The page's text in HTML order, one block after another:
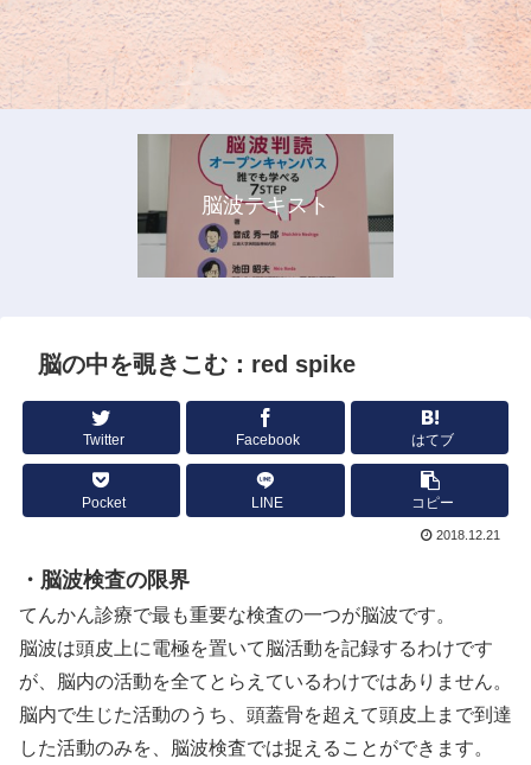
脳波テキスト
脳の中を覗きこむ：red spike
Twitter Facebook はてブ
Pocket LINE コピー
2018.12.21
・脳波検査の限界
てんかん診療で最も重要な検査の一つが脳波です。
脳波は頭皮上に電極を置いて脳活動を記録するわけです
が、脳内の活動を全てとらえているわけではありません。
脳内で生じた活動のうち、頭蓋骨を超えて頭皮上まで到達
した活動のみを、脳波検査では捉えることができます。